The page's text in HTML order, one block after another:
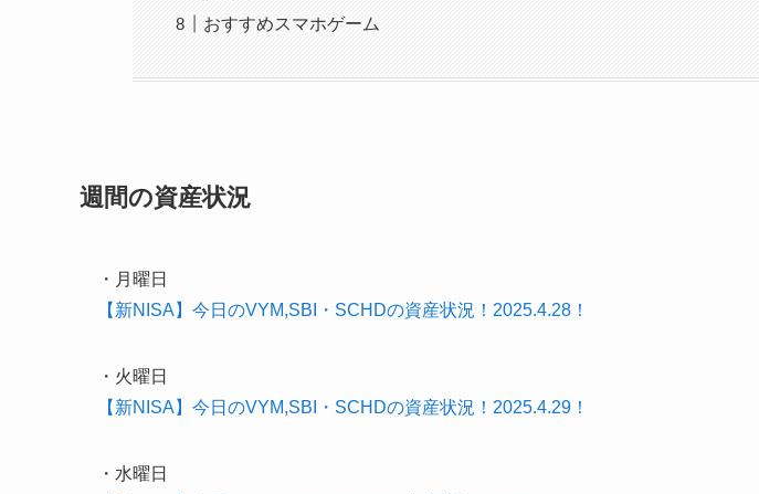
おすすめスマホゲーム
週間の資産状況
・月曜日
【新NISA】今日のVYM,SBI・SCHDの資産状況！2025.4.28！
・火曜日
【新NISA】今日のVYM,SBI・SCHDの資産状況！2025.4.29！
・水曜日